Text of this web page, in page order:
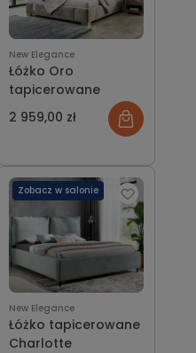
New Elegance
Łóżko Oro
tapicerowane
2 959,00 zł
New Elegance
Łóżko tapicerowane
Charlotte
Zobacz w salonie